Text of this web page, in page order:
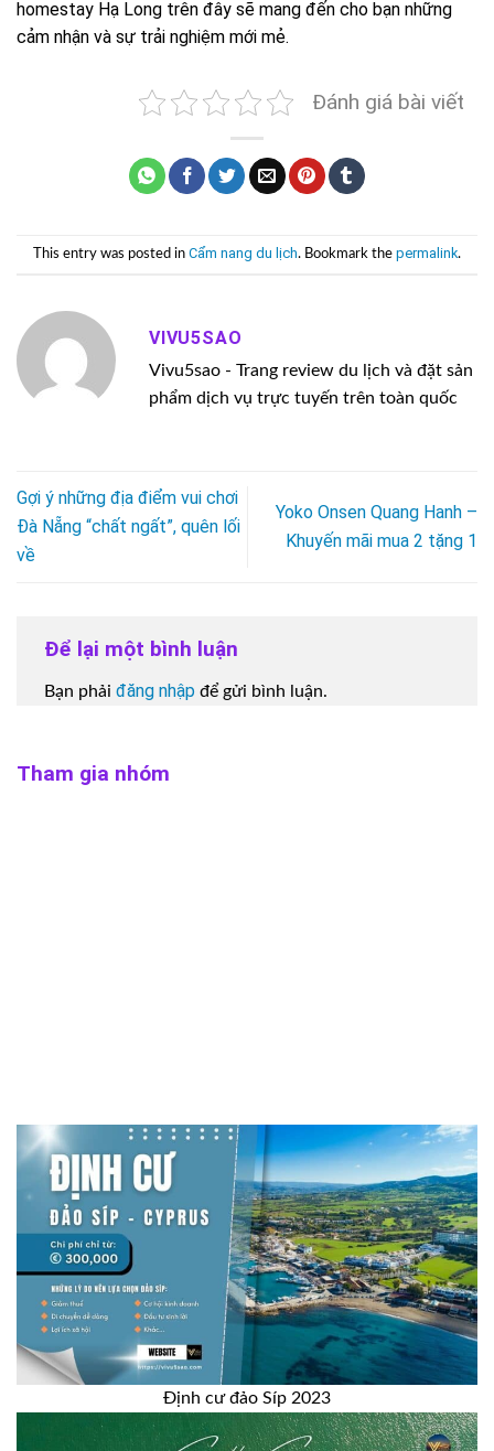
homestay Hạ Long trên đây sẽ mang đến cho bạn những
cảm nhận và sự trải nghiệm mới mẻ.
Đánh giá bài viết
This entry was posted in Cẩm nang du lịch. Bookmark the permalink.
VIVU5SAO
Vivu5sao - Trang review du lịch và đặt sản
phẩm dịch vụ trực tuyến trên toàn quốc
Gợi ý những địa điểm vui chơi
Đà Nẵng “chất ngất”, quên lối
về
Yoko Onsen Quang Hanh –
Khuyến mãi mua 2 tặng 1
Để lại một bình luận
Bạn phải đăng nhập để gửi bình luận.
Tham gia nhóm
Định cư đảo Síp 2023